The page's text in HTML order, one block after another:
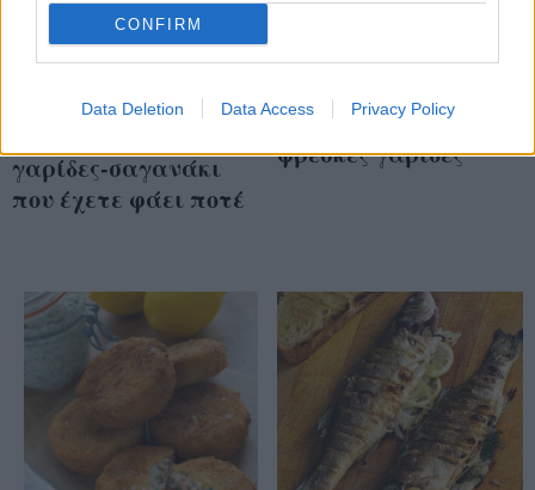
CONFIRM
Data Deletion Data Access Privacy Policy
γαρίδες-σαγανάκι
που έχετε φάει ποτέ
Ο σωστός τρόπος για
να καθαρίστε
φρέσκες γαρίδες